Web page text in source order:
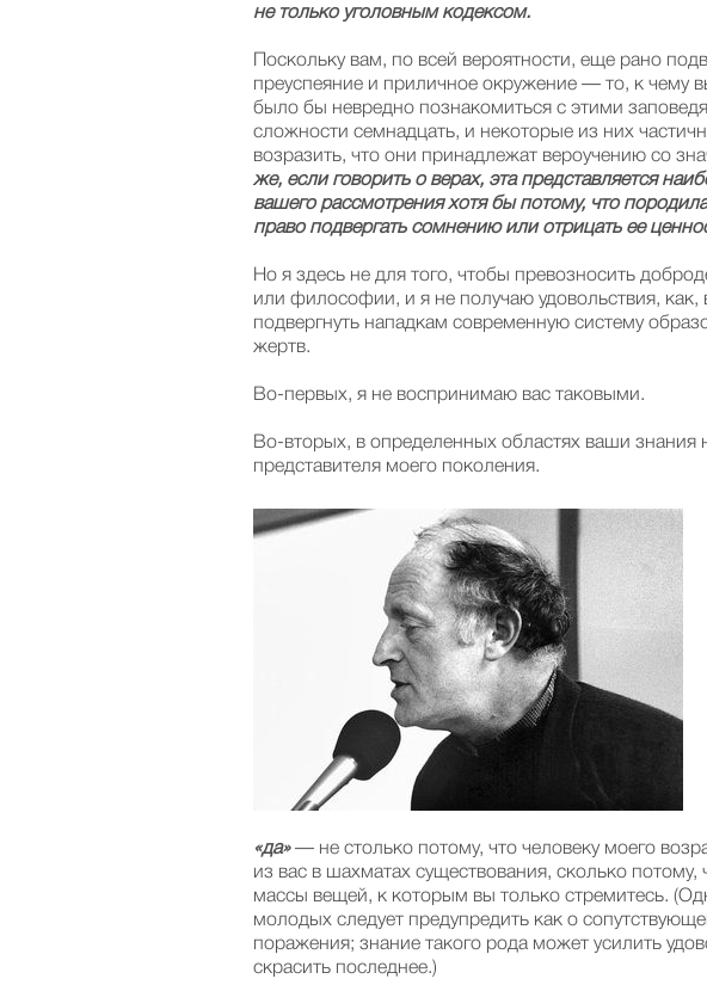
не только уголовным кодексом.
Поскольку вам, по всей вероятности, еще рано
преуспеяние и приличное окружение — то, к чему
было бы невредно познакомиться с этими
сложности семнадцать, и некоторые из них
возразить, что они принадлежат вероучению со
же, если говорить о верах, эта представляется
вашего рассмотрения хотя бы потому, что
право подвергать сомнению или отрицать ее
Но я здесь не для того, чтобы превозносить
или философии, и я не получаю удовольствия,
подвергнуть нападкам современную систему
жертв.
Во-первых, я не воспринимаю вас таковыми.
Во-вторых, в определенных областях ваши
представителя моего поколения.
«да»— не столько потому, что человеку моего
из вас в шахматах существования, сколько потому,
массы вещей, к которым вы только стремитесь.
молодых следует предупредить как о
поражения; знание такого рода может усилить
скрасить последнее.)